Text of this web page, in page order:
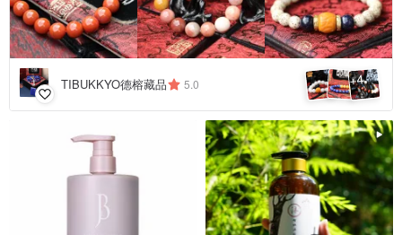
TIBUKKYO德榕藏品 5.0 +4